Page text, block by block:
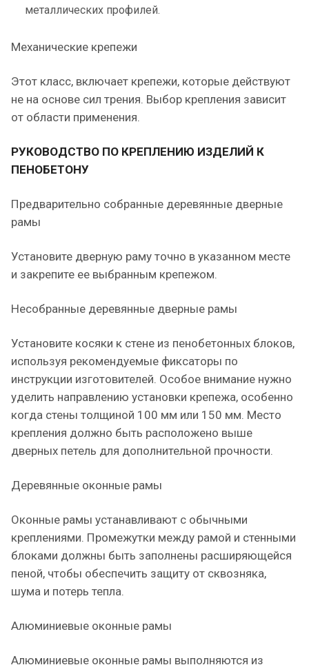
металлических профилей.
Механические крепежи
Этот класс, включает крепежи, которые действуют
не на основе сил трения. Выбор крепления зависит
от области применения.
РУКОВОДСТВО ПО КРЕПЛЕНИЮ ИЗДЕЛИЙ К
ПЕНОБЕТОНУ
Предварительно собранные деревянные дверные
рамы
Установите дверную раму точно в указанном месте
и закрепите ее выбранным крепежом.
Несобранные деревянные дверные рамы
Установите косяки к стене из пенобетонных блоков,
используя рекомендуемые фиксаторы по
инструкции изготовителей. Особое внимание нужно
уделить направлению установки крепежа, особенно
когда стены толщиной 100 мм или 150 мм. Место
крепления должно быть расположено выше
дверных петель для дополнительной прочности.
Деревянные оконные рамы
Оконные рамы устанавливают с обычными
креплениями. Промежутки между рамой и стенными
блоками должны быть заполнены расширяющейся
пеной, чтобы обеспечить защиту от сквозняка,
шума и потерь тепла.
Алюминиевые оконные рамы
Алюминиевые оконные рамы выполняются из